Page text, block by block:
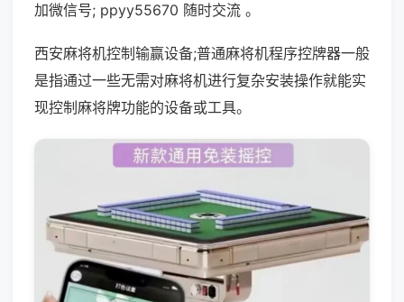
加微信号; ppyy55670 随时交流 。
西安麻将机控制输赢设备;普通麻将机程序控牌器一般
是指通过一些无需对麻将机进行复杂安装操作就能实
现控制麻将牌功能的设备或工具。